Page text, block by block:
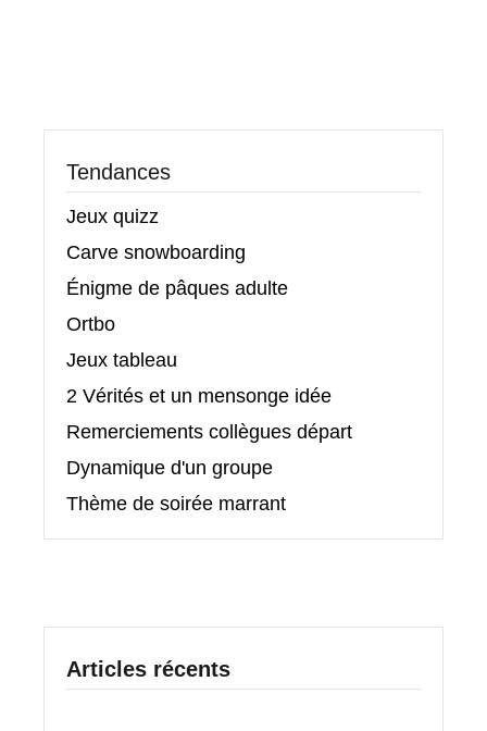
Tendances
Jeux quizz
Carve snowboarding
Énigme de pâques adulte
Ortbo
Jeux tableau
2 Vérités et un mensonge idée
Remerciements collègues départ
Dynamique d'un groupe
Thème de soirée marrant
Articles récents